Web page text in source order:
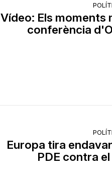
Vídeo: Els moments
conferència
Europa tira
PDE contra